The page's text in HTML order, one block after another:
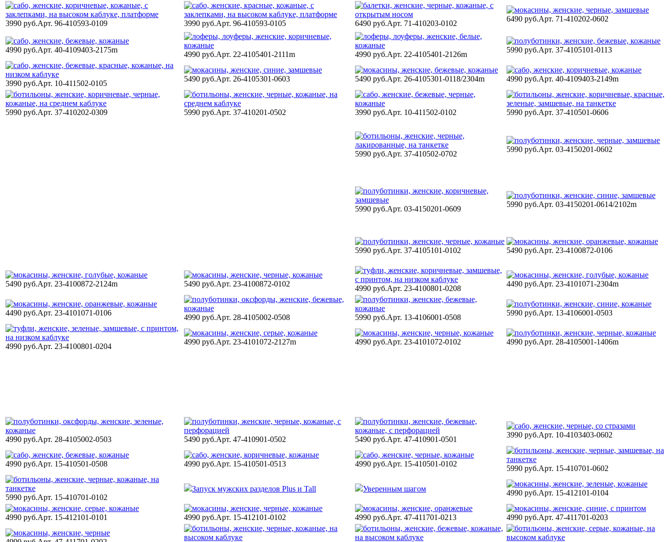
3990 руб.Арт. 96-410593-0109 3990 руб.Арт. 96-410593-0105 6490 руб.Арт. 71-410203-0102
6490 руб.Арт. 71-410202-0602
4990 руб.Арт. 40-4109403-2175m
4990 руб.Арт. 22-4105401-2111m 4990 руб.Арт. 22-4105401-2126m
5990 руб.Арт. 37-4105101-0113
3990 руб.Арт. 10-411502-0105
5490 руб.Арт. 26-4105301-0603 5490 руб.Арт. 26-4105301-0118/2304m 4990 руб.Арт. 40-4109403-2149m
5990 руб.Арт. 37-410202-0309 5990 руб.Арт. 37-410201-0502 3990 руб.Арт. 10-411502-0102 5990 руб.Арт. 37-410501-0606
5990 руб.Арт. 37-410502-0702
5990 руб.Арт. 03-4150201-0602
5990 руб.Арт. 03-4150201-0609
5990 руб.Арт. 03-4150201-0614/2102m
5990 руб.Арт. 37-4105101-0102 5490 руб.Арт. 23-4100872-0106
5490 руб.Арт. 23-4100872-2124m 5490 руб.Арт. 23-4100872-0102
4990 руб.Арт. 23-4100801-0208
4490 руб.Арт. 23-4101071-2304m
4490 руб.Арт. 23-4101071-0106
4990 руб.Арт. 28-4105002-0508 5990 руб.Арт. 13-4106001-0508
5990 руб.Арт. 13-4106001-0503
4990 руб.Арт. 23-4100801-0204
4990 руб.Арт. 23-4101072-2127m 4990 руб.Арт. 23-4101072-0102 4990 руб.Арт. 28-4105001-1406m
4990 руб.Арт. 28-4105002-0503 5490 руб.Арт. 47-410901-0502 5490 руб.Арт. 47-410901-0501
3990 руб.Арт. 10-4103403-0602
4990 руб.Арт. 15-410501-0508 4990 руб.Арт. 15-410501-0513 4990 руб.Арт. 15-410501-0102
5990 руб.Арт. 15-410701-0602
5990 руб.Арт. 15-410701-0102
Запуск мужских разделов Plus и Tall Уверенным шагом 4990 руб.Арт. 15-412101-0104
4990 руб.Арт. 15-412101-0101 4990 руб.Арт. 15-412101-0102 4990 руб.Арт. 47-411701-0213 4990 руб.Арт. 47-411701-0203